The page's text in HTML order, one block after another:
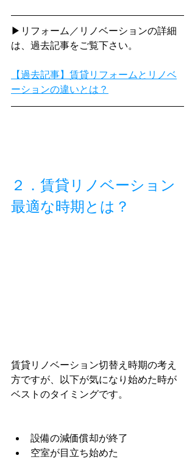
▶リフォーム／リノベーションの詳細
は、過去記事をご覧下さい。
【過去記事】賃貸リフォームとリノベ
ーションの違いとは？
２．賃貸リノベーション
最適な時期とは？
賃貸リノベーション切替え時期の考え
方ですが、以下が気になり始めた時が
ベストのタイミングです。
設備の減価償却が終了
空室が目立ち始めた